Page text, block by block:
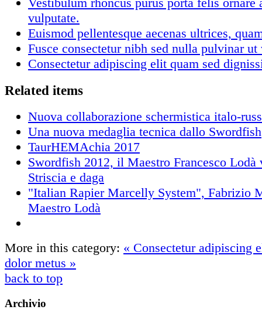
vulputate.
Euismod pellentesque aecenas ultrices,
Fusce consectetur nibh sed nulla pulvinar
Consectetur adipiscing elit quam sed
Related items
Nuova collaborazione schermistica italo-
Una nuova medaglia tecnica dallo Swordfish
TaurHEMAchia 2017
Swordfish 2012, il Maestro Francesco
Striscia e daga
"Italian Rapier Marcelly System", Fabrizio
Maestro Lodà
More in this category: « Consectetur adipiscing
dolor metus »
back to top
Archivio